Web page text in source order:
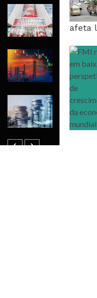
afeta
Moza
Mas
Dólares
Dívida
De
Para O